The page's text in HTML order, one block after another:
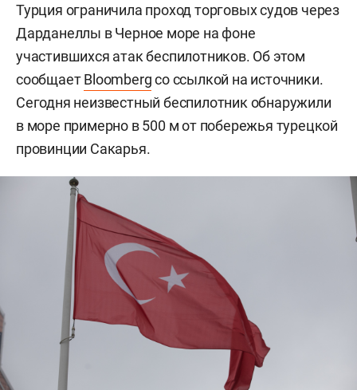
Турция ограничила проход торговых судов через
Дарданеллы в Черное море на фоне
участившихся атак беспилотников. Об этом
сообщаетBloombergсо ссылкой на источники.
Сегодня неизвестный беспилотник обнаружили
в море примерно в 500 м от побережья турецкой
провинции Сакарья.